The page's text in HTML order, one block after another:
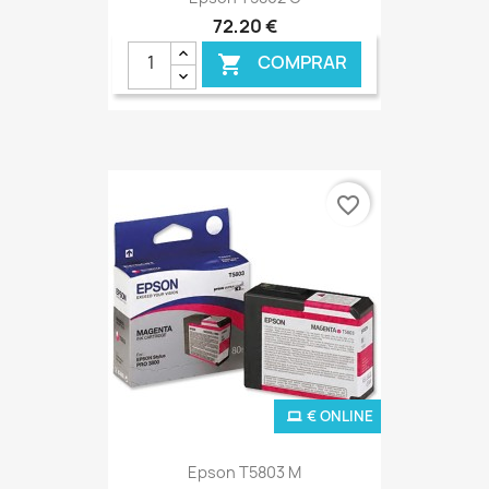
72,20 €
 COMPRAR
Epson T5803 M
€ ONLINE
favorite_border